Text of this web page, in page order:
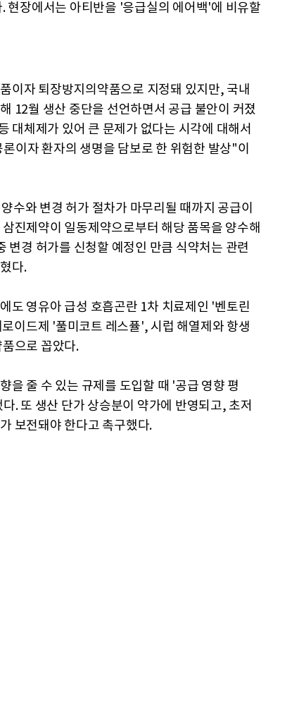
현장에서는 아티반을 '응급실의 에어백'에 비유할
이자 퇴장방지의약품으로 지정돼 있지만, 국내
12월 생산 중단을 선언하면서 공급 불안이 커졌
대체제가 있어 큰 문제가 없다는 시각에 대해서
이자 환자의 생명을 담보로 한 위험한 발상"이
수와 변경 허가 절차가 마무리될 때까지 공급이
진제약이 일동제약으로부터 해당 품목을 양수해
변경 허가를 신청할 예정인 만큼 식약처는 관련
다.
도 영유아 급성 호흡곤란 1차 치료제인 '벤토린
이드제 '풀미코트 레스퓰', 시럽 해열제와 항생
으로 꼽았다.
을 줄 수 있는 규제를 도입할 때 '공급 영향 평
. 또 생산 단가 상승분이 약가에 반영되고, 초저
보전돼야 한다고 촉구했다.